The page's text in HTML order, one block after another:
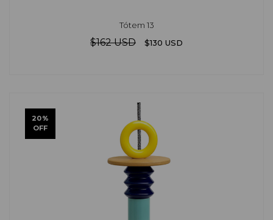
Tótem 13
$162 USD $130 USD
20%
OFF